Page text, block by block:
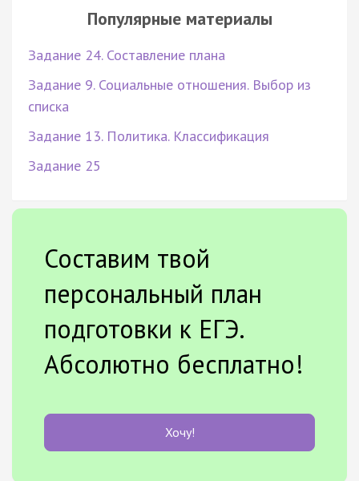
Популярные материалы
Задание 24. Составление плана
Задание 9. Социальные отношения. Выбор из
списка
Задание 13. Политика. Классификация
Задание 25
Составим твой
персональный план
подготовки к ЕГЭ.
Абсолютно бесплатно!
Хочу!